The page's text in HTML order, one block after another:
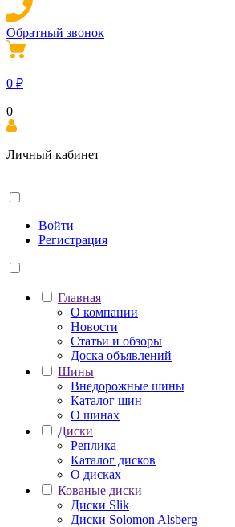
Обратный звонок
0 ₽
0
Личный кабинет
Войти
Регистрация
Главная
О компании
Новости
Статьи и обзоры
Доска объявлений
Шины
Внедорожные шины
Каталог шин
О шинах
Диски
Реплика
Каталог дисков
О дисках
Кованые диски
Диски Slik
Диски Solomon Alsberg